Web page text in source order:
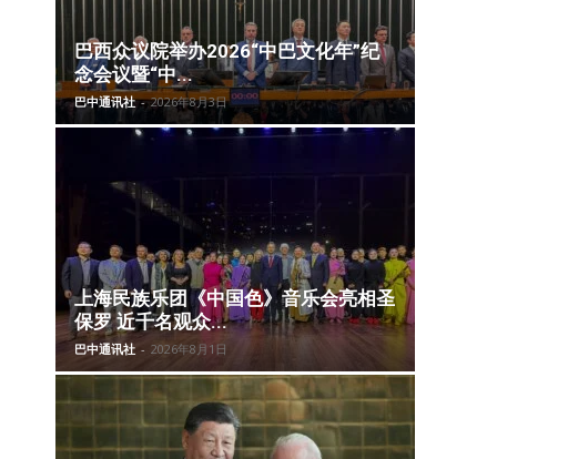
巴西众议院举办2026“中巴文化年”纪
念会议暨“中...
巴中通讯社 - 2026年8月3日
上海民族乐团《中国色》音乐会亮相圣
保罗 近千名观众...
巴中通讯社 - 2026年8月1日